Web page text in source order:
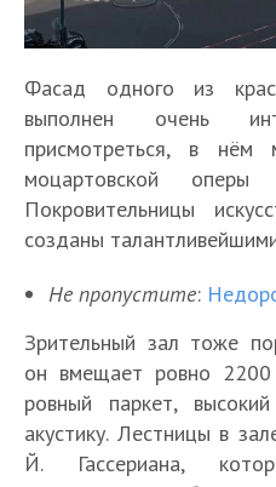
Фасад одного из
выполнен очень
присмотреться, в нём
моцартовской оперы
Покровительницы
созданы
Не пропустите:
Зрительный зал тоже
он вмещает ровно 2200
ровный паркет,
акустику. Лестницы в
Й. Гассериана,